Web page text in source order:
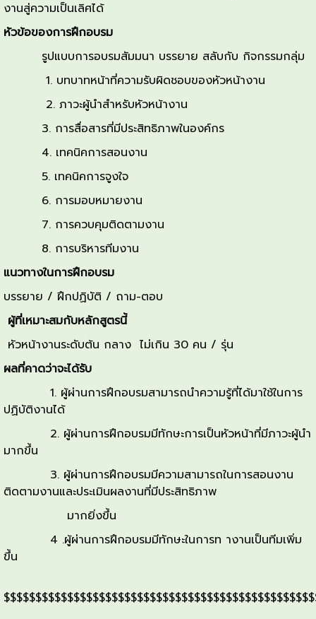
งานสู่ความเป็นเลิศได้
หัวข้อของการฝึกอบรม
รูปแบบการอบรมสัมมนา บรรยาย สลับกับ กิจกรรมกลุ่ม
1. บทบาทหน้าที่ความรับผิดชอบของหัวหน้างาน
2. ภาวะผู้นำสำหรับหัวหน้างาน
3. การสื่อสารที่มีประสิทธิภาพในองค์กร
4. เทคนิคการสอนงาน
5. เทคนิคการจูงใจ
6. การมอบหมายงาน
7. การควบคุมติดตามงาน
8. การบริหารทีมงาน
แนวทางในการฝึกอบรม
บรรยาย / ฝึกปฏิบัติ / ถาม-ตอบ
ผู้ที่เหมาะสมกับหลักสูตรนี้
หัวหน้างานระดับต้น กลาง ไม่เกิน 30 คน / รุ่น
ผลที่คาดว่าจะได้รับ
1. ผู้ผ่านการฝึกอบรมสามารถนำความรู้ที่ได้มาใช้ในการ
ปฏิบัติงานได้
2. ผู้ผ่านการฝึกอบรมมีทักษะการเป็นหัวหน้าที่มีภาวะผู้นำ
มากขึ้น
3. ผู้ผ่านการฝึกอบรมมีความสามารถในการสอนงาน
ติดตามงานและประเมินผลงานที่มีประสิทธิภาพ
มากยิ่งขึ้น
4 .ผู้ผ่านการฝึกอบรมมีทักษะในการท างานเป็นทีมเพิ่ม
ขึ้น